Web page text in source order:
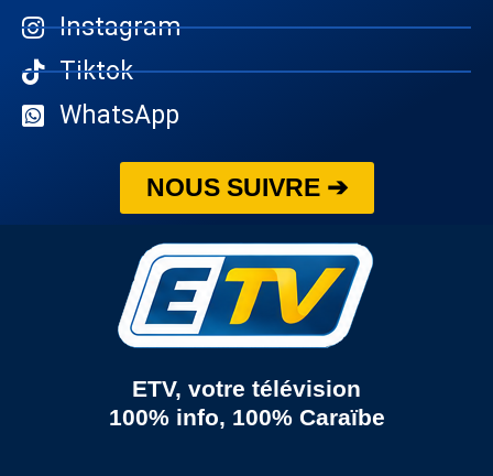
Instagram
Tiktok
WhatsApp
NOUS SUIVRE ➔
ETV, votre télévision
100% info, 100% Caraïbe